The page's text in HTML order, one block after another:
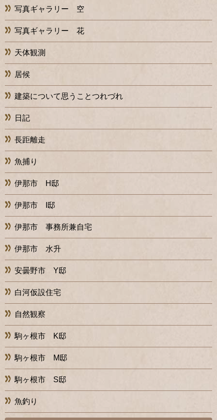
写真ギャラリー 空
写真ギャラリー 花
天体観測
居候
建築について思うことつれづれ
日記
長距離走
魚捕り
伊那市 H邸
伊那市 I邸
伊那市 事務所兼自宅
伊那市 水升
安曇野市 Y邸
白河仮設住宅
自然観察
駒ヶ根市 K邸
駒ヶ根市 M邸
駒ヶ根市 S邸
魚釣り